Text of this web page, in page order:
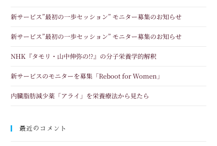
新サービス”最初の一歩セッション” モニター募集のお知らせ
新サービス”最初の一歩セッション” モニター募集のお知らせ
NHK『タモリ・山中伸弥の!?』の分子栄養学的解釈
新サービスのモニターを募集「Reboot for Women」
内臓脂肪減少薬「アライ」を栄養療法から見たら
最近のコメント